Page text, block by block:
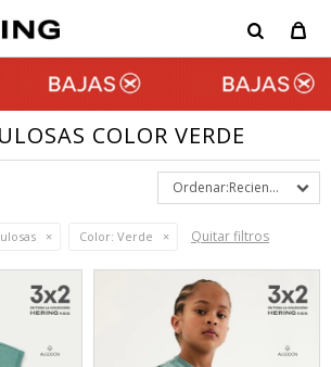
COLOR VERDE
Recientes
Color: Verde Quitar filtros